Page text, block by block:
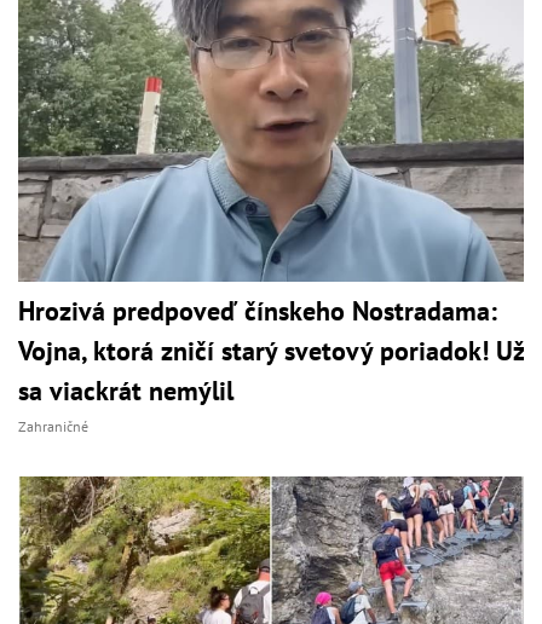
Hrozivá predpoveď čínskeho Nostradama:
Vojna, ktorá zničí starý svetový poriadok! Už
sa viackrát nemýlil
Zahraničné